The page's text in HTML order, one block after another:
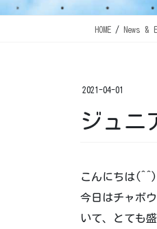
HOME News &
2021-04-01
ジュニ
こんにちは
今日はチャボ
いて、とても